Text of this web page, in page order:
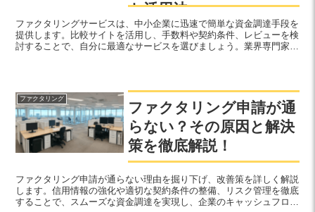
ト活用法 –
ファクタリングサービスは、中小企業に迅速で簡単な資金調達手段を
提供します。比較サイトを活用し、手数料や契約条件、レビューを検
討することで、自分に最適なサービスを選びましょう。業界専門家の
ファクタリング
ファクタリング申請が通
らない？その原因と解決
策を徹底解説！
ファクタリング申請が通らない理由を掘り下げ、改善策を詳しく解説
します。信用情報の強化や適切な契約条件の整備、リスク管理を徹底
することで、スムーズな資金調達を実現し、企業のキャッシュフロー